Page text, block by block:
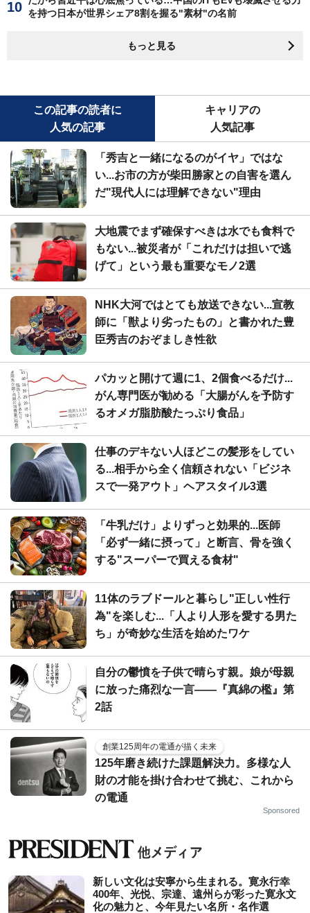
を持つ日本が世界シェア8割を握る"素材"の名前
もっと見る
この記事の読者に
人気の記事
キャリアの
人気記事
「秀吉と一緒になるのがイヤ」ではな
い...お市の方が柴田勝家との自害を選ん
だ"現代人には理解できない"理由
大地震でまず確保すべきは水でも食料で
もない...被災者が「これだけは担いで逃
げて」という最も重要なモノ2選
NHK大河ではとても放送できない...宣教
師に「獣より劣ったもの」と書かれた豊
臣秀吉のおぞましき性欲
パカッと開けて週に1、2個食べるだけ...
がん専門医が勧める「大腸がんを予防す
るオメガ脂肪酸たっぷり食品」
仕事のデキない人ほどこの髪形をしてい
る...相手から全く信頼されない「ビジネ
スで一発アウト」ヘアスタイル3選
「牛乳だけ」よりずっと効果的...医師
「必ず一緒に摂って」と断言、骨を強く
する"スーパーで買える食材"
11体のラブドールと暮らし"正しい性行
為"を楽しむ...「人より人形を愛する男た
ち」が奇妙な生活を始めたワケ
自分の鬱憤を子供で晴らす親。娘が母親
に放った痛烈な一言――『真綿の檻』第
2話
創業125周年の電通が描く未来
125年磨き続けた課題解決力。多様な人
財の才能を掛け合わせて挑む、これから
の電通
Sponsored
新しい文化は安寧から生まれる。寛永行幸
400年、光悦、宗達、遠州らが彩った寛永文
化の魅力と、今年見たい名所・名作選